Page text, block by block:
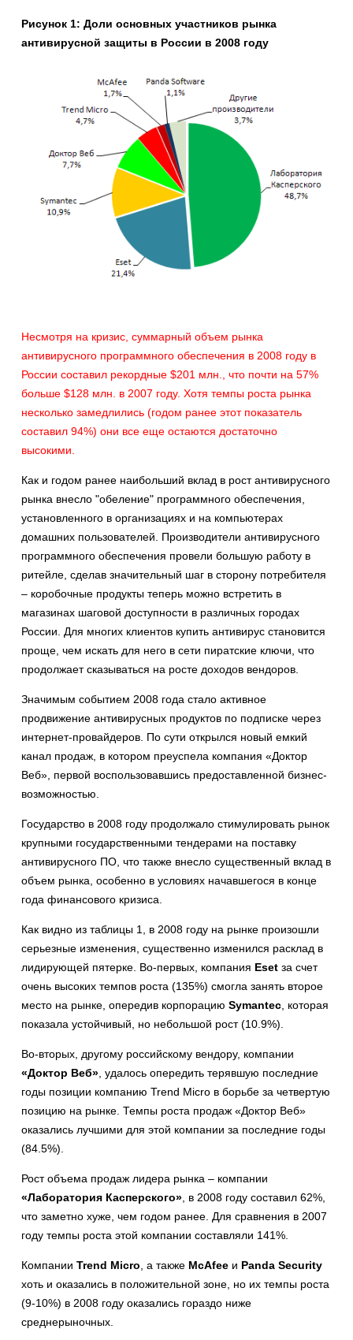
Рисунок 1: Доли основных участников рынка
антивирусной защиты в России в 2008 году
Несмотря на кризис, суммарный объем рынка
антивирусного программного обеспечения в 2008 году в
России составил рекордные $201 млн., что почти на 57%
больше $128 млн. в 2007 году. Хотя темпы роста рынка
несколько замедлились (годом ранее этот показатель
составил 94%) они все еще остаются достаточно
высокими.
Как и годом ранее наибольший вклад в рост антивирусного
рынка внесло "обеление" программного обеспечения,
установленного в организациях и на компьютерах
домашних пользователей. Производители антивирусного
программного обеспечения провели большую работу в
ритейле, сделав значительный шаг в сторону потребителя
– коробочные продукты теперь можно встретить в
магазинах шаговой доступности в различных городах
России. Для многих клиентов купить антивирус становится
проще, чем искать для него в сети пиратские ключи, что
продолжает сказываться на росте доходов вендоров.
Значимым событием 2008 года стало активное
продвижение антивирусных продуктов по подписке через
интернет-провайдеров. По сути открылся новый емкий
канал продаж, в котором преуспела компания «Доктор
Веб», первой воспользовавшись предоставленной бизнес-
возможностью.
Государство в 2008 году продолжало стимулировать рынок
крупными государственными тендерами на поставку
антивирусного ПО, что также внесло существенный вклад в
объем рынка, особенно в условиях начавшегося в конце
года финансового кризиса.
Как видно из таблицы 1, в 2008 году на рынке произошли
серьезные изменения, существенно изменился расклад в
лидирующей пятерке. Во-первых, компания Eset за счет
очень высоких темпов роста (135%) смогла занять второе
место на рынке, опередив корпорацию Symantec, которая
показала устойчивый, но небольшой рост (10.9%).
Во-вторых, другому российскому вендору, компании
«Доктор Веб», удалось опередить терявшую последние
годы позиции компанию Trend Micro в борьбе за четвертую
позицию на рынке. Темпы роста продаж «Доктор Веб»
оказались лучшими для этой компании за последние годы
(84.5%).
Рост объема продаж лидера рынка – компании
«Лаборатория Касперского», в 2008 году составил 62%,
что заметно хуже, чем годом ранее. Для сравнения в 2007
году темпы роста этой компании составляли 141%.
Компании Trend Micro, а также McAfee и Panda Security
хоть и оказались в положительной зоне, но их темпы роста
(9-10%) в 2008 году оказались гораздо ниже
среднерыночных.